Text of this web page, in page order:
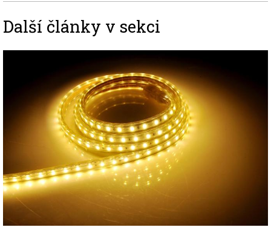
Další články v sekci